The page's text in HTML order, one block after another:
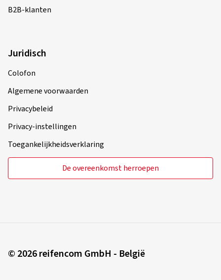
B2B-klanten
Juridisch
Colofon
Algemene voorwaarden
Privacybeleid
Privacy-instellingen
Toegankelijkheidsverklaring
De overeenkomst herroepen
© 2026 reifencom GmbH - België